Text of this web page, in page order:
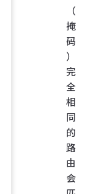
（
掩
码
）
完
全
相
同
的
路
由
会